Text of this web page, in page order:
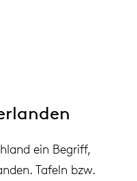
ein Begriff,
Tafeln bzw.